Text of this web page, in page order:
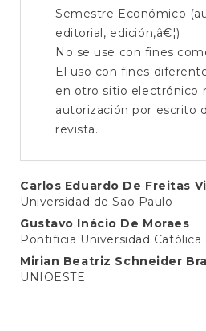
Semestre Económico
editorial, edición,â€¦)
No se use con fines
El uso con fines
en otro sitio electrónico
autorización por escrito
revista.
Main
Article
Content
Carlos Eduardo De Freitas
Universidad de Sao Paulo
Gustavo Inácio De Moraes
Pontificia Universidad Católica
Mirian Beatriz Schneider
UNIOESTE